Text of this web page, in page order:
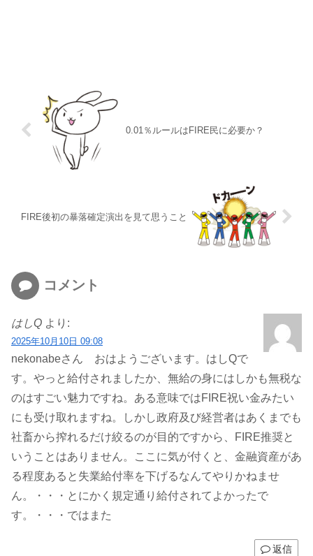
0.01％ルールはFIRE民に必要か？
FIRE後初の暴落確定演出を見て思うこと
コメント
はしQ より:
2025年10月10日 09:08
nekonabeさん おはようございます。はしQで
す。やっと給付されましたか、無給の身にはしかも無税な
のはすごい魅力ですね。ある意味ではFIRE祝い金みたい
にも受け取れますね。しかし政府及び経営者はあくまでも
社畜から搾れるだけ絞るのが目的ですから、FIRE推奨と
いうことはありません。ここに気が付くと、金融資産があ
る程度あると失業給付率を下げるなんてやりかねませ
ん。・・・とにかく規定通り給付されてよかったで
す。・・・ではまた
返信